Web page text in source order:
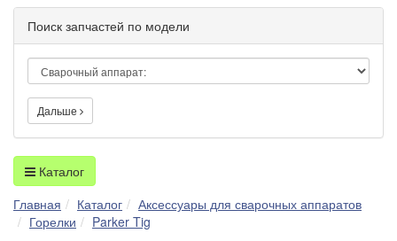
Поиск запчастей по модели
Дальше
Каталог
Главная
Каталог
Аксессуары для сварочных аппаратов
Горелки
Parker Tig